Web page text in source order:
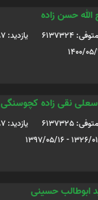
الله حسن زاده
6137324
یازدید: 87
نقی زاده کچوسنگی
6137325
یازدید: 187
1326/01/15 -
ابوطالب حسینی